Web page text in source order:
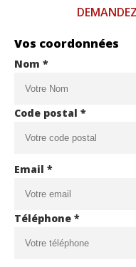
Vos coordonnées
Nom *
Code postal *
Email *
Téléphone *